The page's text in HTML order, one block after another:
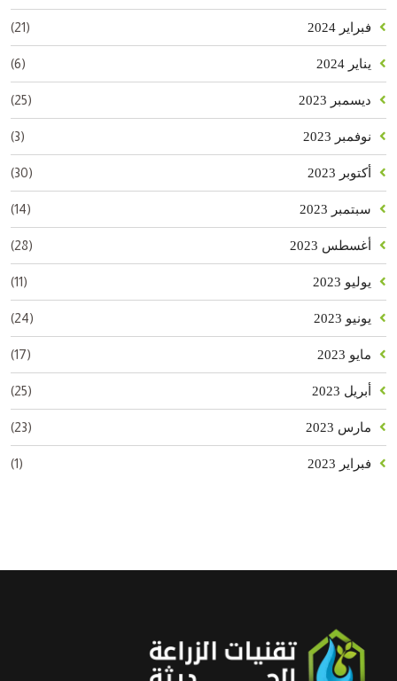
فبراير 2024 (21)
يناير 2024 (6)
ديسمبر 2023 (25)
نوفمبر 2023 (3)
أكتوبر 2023 (30)
سبتمبر 2023 (14)
أغسطس 2023 (28)
يوليو 2023 (11)
يونيو 2023 (24)
مايو 2023 (17)
أبريل 2023 (25)
مارس 2023 (23)
فبراير 2023 (1)